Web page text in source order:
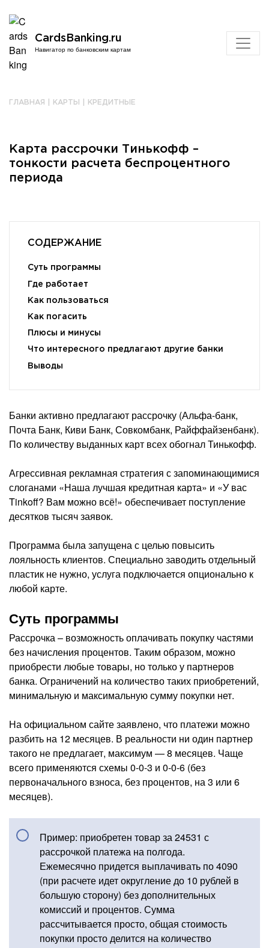
CardsBanking.ru
Навигатор по банковским картам
ГЛАВНАЯ КАРТЫ КРЕДИТНЫЕ
Карта рассрочки Тинькофф –
тонкости расчета беспроцентного
периода
СОДЕРЖАНИЕ
Суть программы
Где работает
Как пользоваться
Как погасить
Плюсы и минусы
Что интересного предлагают другие банки
Выводы
Банки активно предлагают рассрочку (Альфа-банк,
Почта Банк, Киви Банк, Совкомбанк, Райффайзенбанк).
По количеству выданных карт всех обогнал Тинькофф.
Агрессивная рекламная стратегия с запоминающимися
слоганами «Наша лучшая кредитная карта» и «У вас
Tinkoff? Вам можно всё!» обеспечивает поступление
десятков тысяч заявок.
Программа была запущена с целью повысить
лояльность клиентов. Специально заводить отдельный
пластик не нужно, услуга подключается опционально к
любой карте.
Суть программы
Рассрочка – возможность оплачивать покупку частями
без начисления процентов. Таким образом, можно
приобрести любые товары, но только у партнеров
банка. Ограничений на количество таких приобретений,
минимальную и максимальную сумму покупки нет.
На официальном сайте заявлено, что платежи можно
разбить на 12 месяцев. В реальности ни один партнер
такого не предлагает, максимум — 8 месяцев. Чаще
всего применяются схемы 0-0-3 и 0-0-6 (без
первоначального взноса, без процентов, на 3 или 6
месяцев).
Пример: приобретен товар за 24531 с
рассрочкой платежа на полгода.
Ежемесячно придется выплачивать по 4090
(при расчете идет округление до 10 рублей в
большую сторону) без дополнительных
комиссий и процентов. Сумма
рассчитывается просто, общая стоимость
покупки просто делится на количество